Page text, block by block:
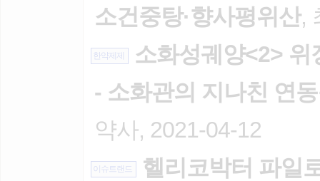
소건중탕·향사평위산,
한약제제
소화성궤양<2>
- 소화관의 지나친 연
약사, 2021-04-12
이슈트랜드
헬리코박터 파일